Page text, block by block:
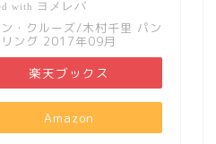
with ヨメレバ
・クルーズ/木村千里 パン
リング 2017年09月
楽天ブックス
Amazon